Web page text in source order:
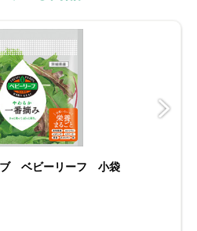
ブ ベビーリーフ 小袋